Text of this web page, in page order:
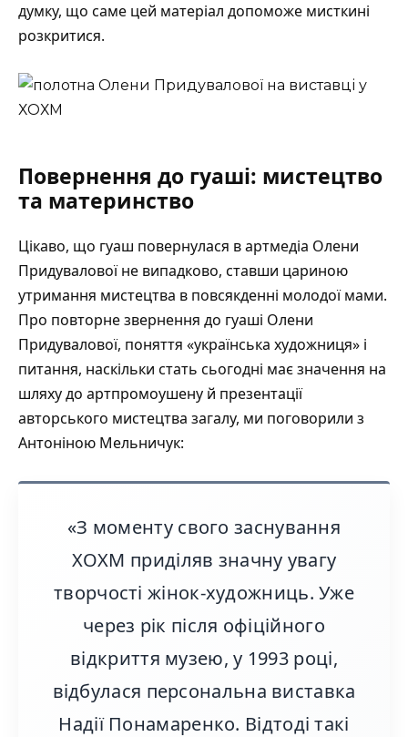
думку, що саме цей матеріал допоможе мисткині
розкритися.
Повернення до гуаші: мистецтво
та материнство
Цікаво, що гуаш повернулася в артмедіа Олени
Придувалової не випадково, ставши цариною
утримання мистецтва в повсякденні молодої мами.
Про повторне звернення до гуаші Олени
Придувалової, поняття «українська художниця» і
питання, наскільки стать сьогодні має значення на
шляху до артпромоушену й презентації
авторського мистецтва загалу, ми поговорили з
Антоніною Мельничук:
«З моменту свого заснування
ХОХМ приділяв значну увагу
творчості жінок-художниць. Уже
через рік після офіційного
відкриття музею, у 1993 році,
відбулася персональна виставка
Надії Понамаренко. Відтоді такі